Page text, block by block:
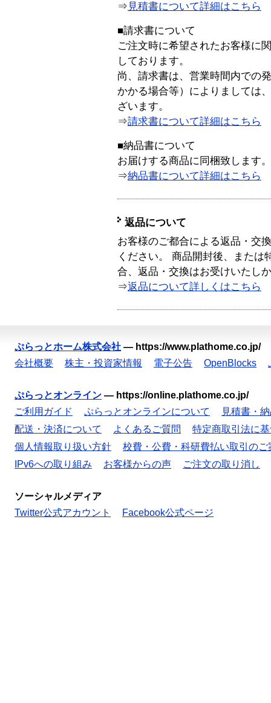
⇒ 見積書について詳細はこちら
■請求書について
ご注文時に希望されたお客様に
しております。
尚、請求書は、営業時間内での
かかる場合等）によりましては
ざいます。
⇒請求書について詳細はこちら
■納品書について
お届けする商品に同梱致します。
⇒納品書について詳細はこちら
返品について
お客様のご都合による返品・交
ください。 商品開封後、または
合、返品・交換はお受けいたし
⇒返品について詳しくはこちら
ぷらっとホーム株式会社 — https://www.plathome.co.jp/
会社概要
株主・投資家情報 電子公告 OpenBlocks
ぷらっとオンライン — https://online.plathome.co.jp/
ご利用ガイド
ぷらっとオンラインについて
見積書・
配送・決済について
よくあるご質問
特定商取引法に
個人情報取り扱い方針
校費・公費・科研費払い取引のご
IPv6への取り組み
お客様からの声 ご注文の取り消し
ソーシャルメディア
Twitter公式アカウント
Facebook公式ページ